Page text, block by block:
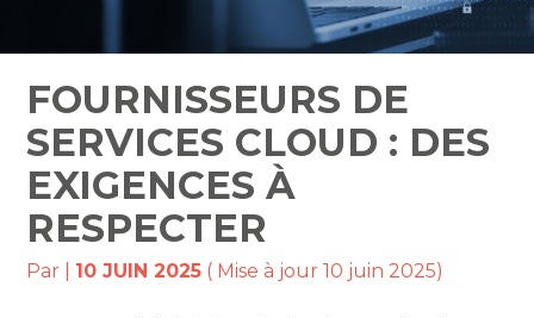
FOURNISSEURS DE
SERVICES CLOUD : DES
EXIGENCES À
RESPECTER
Par 10 JUIN 2025 ( Mise à jour 10 juin 2025)